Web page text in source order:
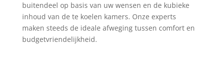
buitendeel op basis van uw wensen en de kubieke
inhoud van de te koelen kamers. Onze experts
maken steeds de ideale afweging tussen comfort en
budgetvriendelijkheid.